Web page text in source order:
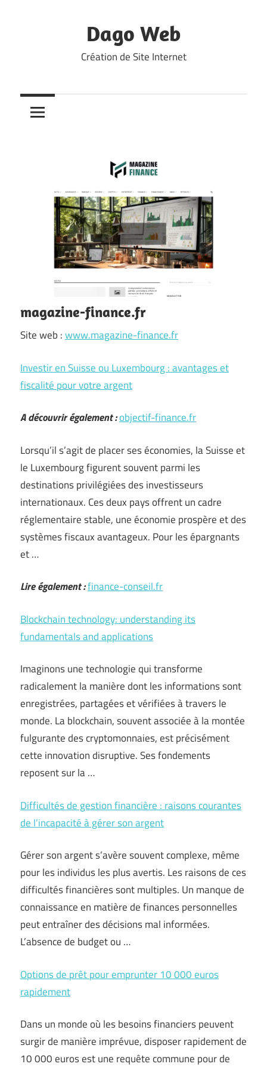
Dago Web
Création de Site Internet
magazine-finance.fr
Site web :www.magazine-finance.fr
Investir en Suisse ou Luxembourg : avantages et
fiscalité pour votre argent
A découvrir également :objectif-finance.fr
Lorsqu’il s’agit de placer ses économies, la Suisse et
le Luxembourg figurent souvent parmi les
destinations privilégiées des investisseurs
internationaux. Ces deux pays offrent un cadre
réglementaire stable, une économie prospère et des
systèmes fiscaux avantageux. Pour les épargnants
et …
Lire également :finance-conseil.fr
Blockchain technology: understanding its
fundamentals and applications
Imaginons une technologie qui transforme
radicalement la manière dont les informations sont
enregistrées, partagées et vérifiées à travers le
monde. La blockchain, souvent associée à la montée
fulgurante des cryptomonnaies, est précisément
cette innovation disruptive. Ses fondements
reposent sur la …
Difficultés de gestion financière : raisons courantes
de l’incapacité à gérer son argent
Gérer son argent s’avère souvent complexe, même
pour les individus les plus avertis. Les raisons de ces
difficultés financières sont multiples. Un manque de
connaissance en matière de finances personnelles
peut entraîner des décisions mal informées.
L’absence de budget ou …
Options de prêt pour emprunter 10 000 euros
rapidement
Dans un monde où les besoins financiers peuvent
surgir de manière imprévue, disposer rapidement de
10 000 euros est une requête commune pour de